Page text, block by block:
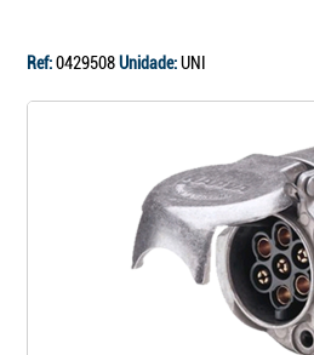
Ref:0429508Unidade:UNI